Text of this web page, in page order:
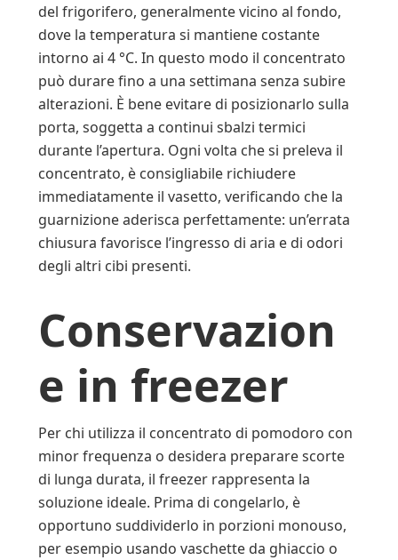
del frigorifero, generalmente vicino al fondo,
dove la temperatura si mantiene costante
intorno ai 4 °C. In questo modo il concentrato
può durare fino a una settimana senza subire
alterazioni. È bene evitare di posizionarlo sulla
porta, soggetta a continui sbalzi termici
durante l’apertura. Ogni volta che si preleva il
concentrato, è consigliabile richiudere
immediatamente il vasetto, verificando che la
guarnizione aderisca perfettamente: un’errata
chiusura favorisce l’ingresso di aria e di odori
degli altri cibi presenti.
Conservazion
e in freezer
Per chi utilizza il concentrato di pomodoro con
minor frequenza o desidera preparare scorte
di lunga durata, il freezer rappresenta la
soluzione ideale. Prima di congelarlo, è
opportuno suddividerlo in porzioni monouso,
per esempio usando vaschette da ghiaccio o